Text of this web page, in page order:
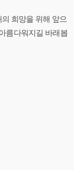
희망을 위해 앞으
름다워지길 바래봅